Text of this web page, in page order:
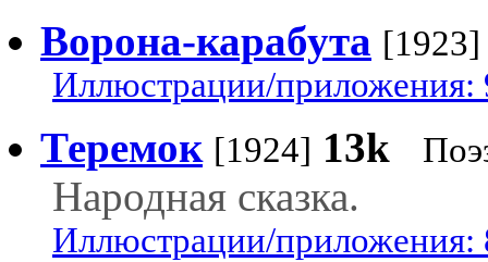
Ворона-карабута [1923]
Иллюстрации/приложения:
Теремок [1924] 13k
Народная сказка.
Иллюстрации/приложения: